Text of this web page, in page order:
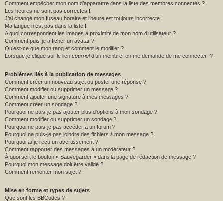
Comment empêcher mon nom d’apparaître dans la liste des membres connectés ?
Les heures ne sont pas correctes !
J’ai changé mon fuseau horaire et l’heure est toujours incorrecte !
Ma langue n’est pas dans la liste !
A quoi correspondent les images à proximité de mon nom d’utilisateur ?
Comment puis-je afficher un avatar ?
Qu’est-ce que mon rang et comment le modifier ?
Lorsque je clique sur le lien courrield’un membre, on me demande de me connecter !?
Problèmes liés à la publication de messages
Comment créer un nouveau sujet ou poster une réponse ?
Comment modifier ou supprimer un message ?
Comment ajouter une signature à mes messages ?
Comment créer un sondage ?
Pourquoi ne puis-je pas ajouter plus d’options à mon sondage ?
Comment modifier ou supprimer un sondage ?
Pourquoi ne puis-je pas accéder à un forum ?
Pourquoi ne puis-je pas joindre des fichiers à mon message ?
Pourquoi ai-je reçu un avertissement ?
Comment rapporter des messages à un modérateur ?
À quoi sert le bouton « Sauvegarder » dans la page de rédaction de message ?
Pourquoi mon message doit être validé ?
Comment remonter mon sujet ?
Mise en forme et types de sujets
Que sont les BBCodes ?